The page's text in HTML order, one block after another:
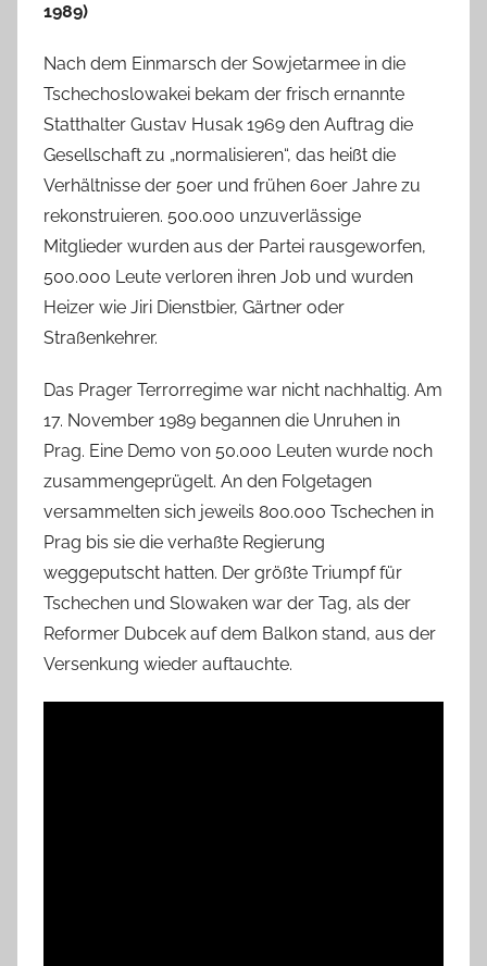
1989)
Nach dem Einmarsch der Sowjetarmee in die
Tschechoslowakei bekam der frisch ernannte
Statthalter Gustav Husak 1969 den Auftrag die
Gesellschaft zu „normalisieren“, das heißt die
Verhältnisse der 50er und frühen 60er Jahre zu
rekonstruieren. 500.000 unzuverlässige
Mitglieder wurden aus der Partei rausgeworfen,
500.000 Leute verloren ihren Job und wurden
Heizer wie Jiri Dienstbier, Gärtner oder
Straßenkehrer.
Das Prager Terrorregime war nicht nachhaltig. Am
17. November 1989 begannen die Unruhen in
Prag. Eine Demo von 50.000 Leuten wurde noch
zusammengeprügelt. An den Folgetagen
versammelten sich jeweils 800.000 Tschechen in
Prag bis sie die verhaßte Regierung
weggeputscht hatten. Der größte Triumpf für
Tschechen und Slowaken war der Tag, als der
Reformer Dubcek auf dem Balkon stand, aus der
Versenkung wieder auftauchte.